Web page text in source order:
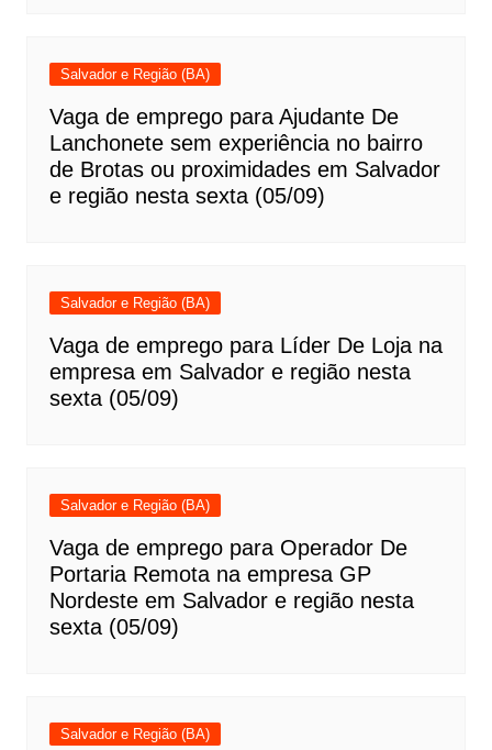
Salvador e Região (BA)
Vaga de emprego para Ajudante De
Lanchonete sem experiência no bairro
de Brotas ou proximidades em Salvador
e região nesta sexta (05/09)
Salvador e Região (BA)
Vaga de emprego para Líder De Loja na
empresa em Salvador e região nesta
sexta (05/09)
Salvador e Região (BA)
Vaga de emprego para Operador De
Portaria Remota na empresa GP
Nordeste em Salvador e região nesta
sexta (05/09)
Salvador e Região (BA)